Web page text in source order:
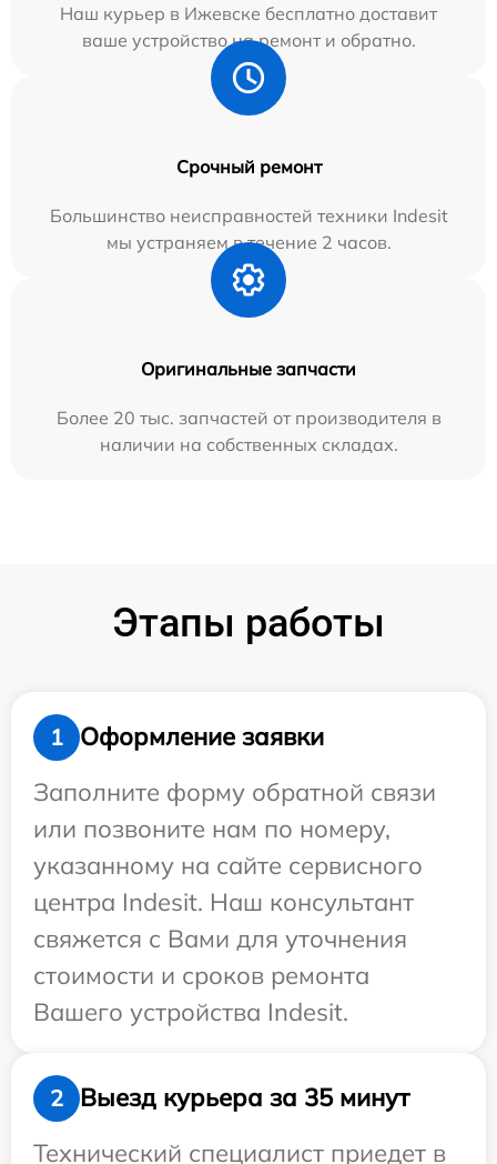
Наш курьер в Ижевске бесплатно доставит
ваше устройство на ремонт и обратно.
Срочный ремонт
Большинство неисправностей техники Indesit
мы устраняем в течение 2 часов.
Оригинальные запчасти
Более 20 тыс. запчастей от производителя в
наличии на собственных складах.
Этапы работы
1
Оформление заявки
Заполните форму обратной связи
или позвоните нам по номеру,
указанному на сайте сервисного
центра Indesit. Наш консультант
свяжется с Вами для уточнения
стоимости и сроков ремонта
Вашего устройства Indesit.
2
Выезд курьера за 35 минут
Технический специалист приедет в